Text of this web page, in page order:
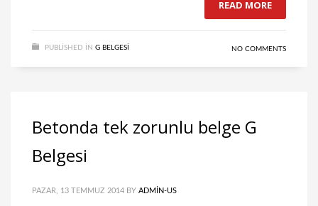
READ MORE
PUBLISHED IN G BELGESI NO COMMENTS
Betonda tek zorunlu belge G
Belgesi
PAZAR, 13 TEMMUZ 2014 BY ADMIN-US